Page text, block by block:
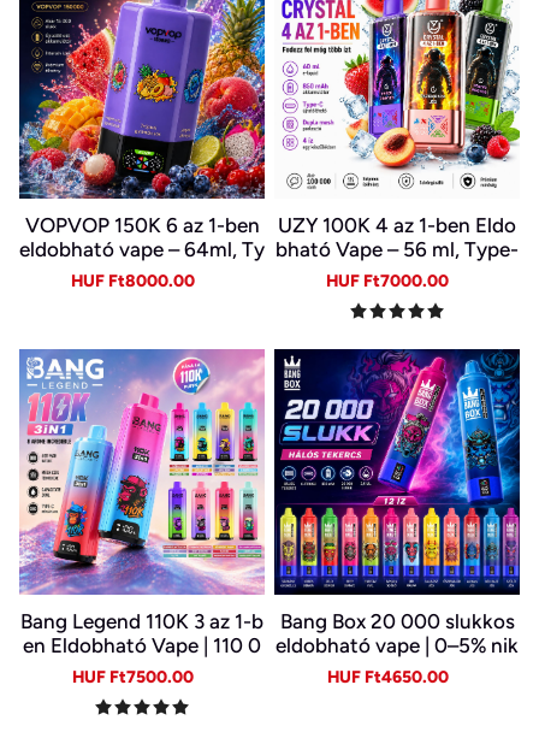
VOPVOP 150K 6 az 1-ben
eldobható vape – 64ml, Ty
pe-C, LED kijelző
Sale
HUF Ft8000.00
UZY 100K 4 az 1-ben Eldo
bható Vape – 56 ml, Type-
C, LED kijelző | 4 Íz Egy Ké
szülékben
Sale
HUF Ft7000.00
Bang Legend 110K 3 az 1-b
en Eldobható Vape | 110 0
00 Slukk | 3 Íz Egy Készülé
kben | Digitális Kijelző | Ty
pe-C
Sale
HUF Ft7500.00
Bang Box 20 000 slukkos
eldobható vape | 0–5% nik
otin | újratölthető, Type-C
Sale
HUF Ft4650.00